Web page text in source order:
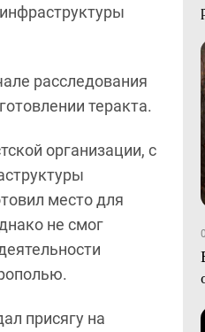
расследования
теракта.
организации, с
место для
не смог
присягу на